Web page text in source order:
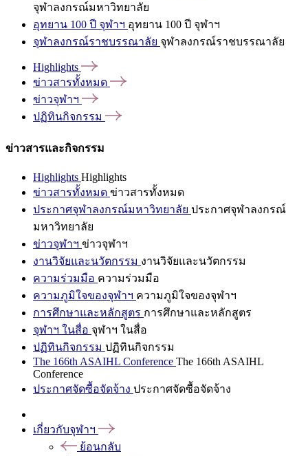
จุฬาลงกรณ์มหาวิทยาลัย
อุทยาน 100 ปี จุฬาฯ อุทยาน 100 ปี จุฬาฯ
จุฬาลงกรณ์ราชบรรณาลัย จุฬาลงกรณ์ราชบรรณาลัย
Highlights
ข่าวสารทั้งหมด
ข่าวจุฬาฯ
ปฏิทินกิจกรรม
ข่าวสารและกิจกรรม
Highlights Highlights
ข่าวสารทั้งหมด ข่าวสารทั้งหมด
ประกาศจุฬาลงกรณ์มหาวิทยาลัย ประกาศจุฬาลงกรณ์
มหาวิทยาลัย
ข่าวจุฬาฯ ข่าวจุฬาฯ
งานวิจัยและนวัตกรรม งานวิจัยและนวัตกรรม
ความร่วมมือ ความร่วมมือ
ความภูมิใจของจุฬาฯ ความภูมิใจของจุฬาฯ
การศึกษาและหลักสูตร การศึกษาและหลักสูตร
จุฬาฯ ในสื่อ จุฬาฯ ในสื่อ
ปฏิทินกิจกรรม ปฏิทินกิจกรรม
The 166th ASAIHL Conference The 166th ASAIHL
Conference
ประกาศจัดซื้อจัดจ้าง ประกาศจัดซื้อจัดจ้าง
เกี่ยวกับจุฬาฯ
ย้อนกลับ